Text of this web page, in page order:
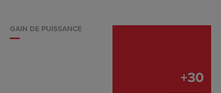
GAIN DE PUISSANCE
+30